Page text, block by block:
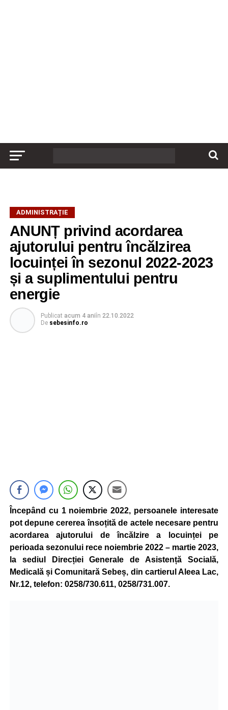
ADMINISTRAȚIE
ANUNȚ privind acordarea
ajutorului pentru încălzirea
locuinței în sezonul 2022-2023
și a suplimentului pentru
energie
Publicat acum 4 aniîn 22.10.2022
De sebesinfo.ro
Începând cu 1 noiembrie 2022, persoanele interesate
pot depune cererea însoțită de actele necesare pentru
acordarea ajutorului de încălzire a locuinței pe
perioada sezonului rece noiembrie 2022 – martie 2023,
la sediul Direcției Generale de Asistență Socială,
Medicală și Comunitară Sebeș, din cartierul Aleea Lac,
Nr.12, telefon: 0258/730.611, 0258/731.007.